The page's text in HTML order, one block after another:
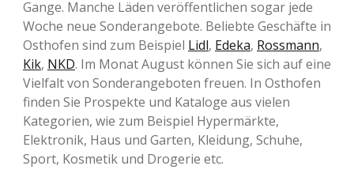
Gange. Manche Läden veröffentlichen sogar jede
Woche neue Sonderangebote. Beliebte Geschäfte in
Osthofen sind zum Beispiel Lidl, Edeka, Rossmann,
Kik, NKD. Im Monat August können Sie sich auf eine
Vielfalt von Sonderangeboten freuen. In Osthofen
finden Sie Prospekte und Kataloge aus vielen
Kategorien, wie zum Beispiel Hypermärkte,
Elektronik, Haus und Garten, Kleidung, Schuhe,
Sport, Kosmetik und Drogerie etc.